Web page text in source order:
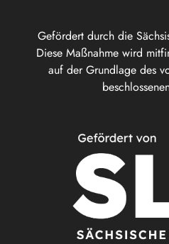
Gefördert durch die
Diese Maßnahme wird
auf der Grundlage des